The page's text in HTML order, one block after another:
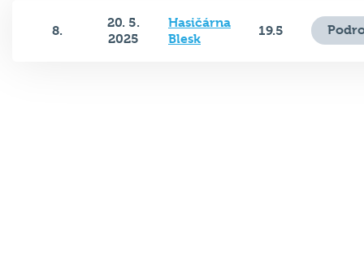
8.
20. 5.
2025
Hasičárna
Blesk
19.5